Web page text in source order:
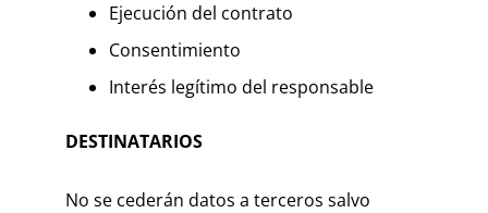
Ejecución del contrato
Consentimiento
Interés legítimo del responsable
DESTINATARIOS
No se cederán datos a terceros salvo